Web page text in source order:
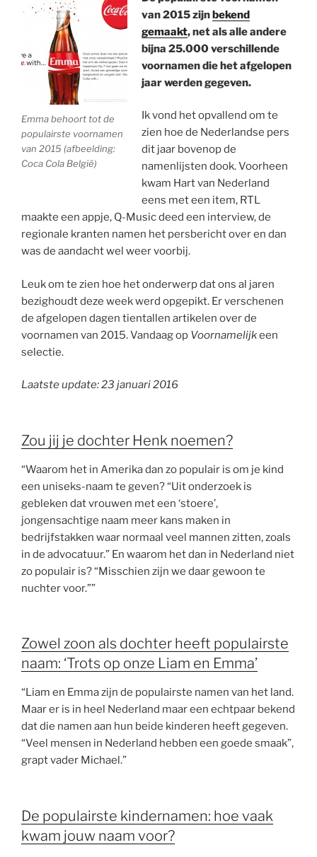
Emma behoort tot de
populairste voornamen
van 2015 (afbeelding:
Coca Cola België)
van 2015 zijnbekend
gemaakt, net als alle andere
bijna 25.000 verschillende
voornamen die het afgelopen
jaar werden gegeven.
Ik vond het opvallend om te
zien hoe de Nederlandse pers
dit jaar bovenop de
namenlijsten dook. Voorheen
kwam Hart van Nederland
eens met een item, RTL
maakte een appje, Q-Music deed een interview, de
regionale kranten namen het persbericht over en dan
was de aandacht wel weer voorbij.
Leuk om te zien hoe het onderwerp dat ons al jaren
bezighoudt deze week werd opgepikt. Er verschenen
de afgelopen dagen tientallen artikelen over de
voornamen van 2015. Vandaag op Voornamelijkeen
selectie.
Laatste update: 23 januari 2016
Zou jij je dochter Henk noemen?
“Waarom het in Amerika dan zo populair is om je kind
een uniseks-naam te geven? “Uit onderzoek is
gebleken dat vrouwen met een ‘stoere’,
jongensachtige naam meer kans maken in
bedrijfstakken waar normaal veel mannen zitten, zoals
in de advocatuur.” En waarom het dan in Nederland niet
zo populair is? “Misschien zijn we daar gewoon te
nuchter voor.””
Zowel zoon als dochter heeft populairste
naam: ‘Trots op onze Liam en Emma’
“Liam en Emma zijn de populairste namen van het land.
Maar er is in heel Nederland maar een echtpaar bekend
dat die namen aan hun beide kinderen heeft gegeven.
“Veel mensen in Nederland hebben een goede smaak”,
grapt vader Michael.”
De populairste kindernamen: hoe vaak
kwam jouw naam voor?